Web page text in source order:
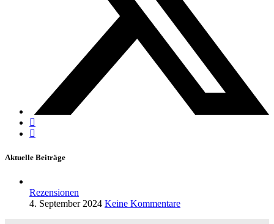
Aktuelle Beiträge
Rezensionen
4. September 2024 Keine Kommentare